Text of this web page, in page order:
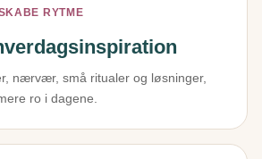
RYTME
nærvær, små ritualer og løsninger,
ro i dagene.